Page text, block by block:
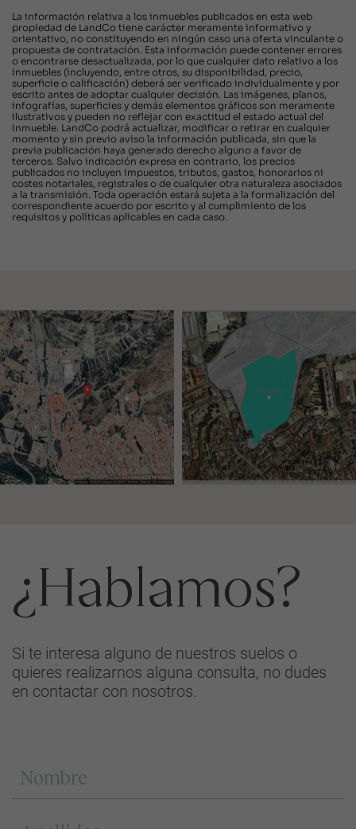
La información relativa a los inmuebles publicados en esta web
propiedad de LandCo tiene carácter meramente informativo y
orientativo, no constituyendo en ningún caso una oferta vinculante o
propuesta de contratación. Esta información puede contener errores
o encontrarse desactualizada, por lo que cualquier dato relativo a los
inmuebles (incluyendo, entre otros, su disponibilidad, precio,
superficie o calificación) deberá ser verificado individualmente y por
escrito antes de adoptar cualquier decisión. Las imágenes, planos,
infografías, superficies y demás elementos gráficos son meramente
ilustrativos y pueden no reflejar con exactitud el estado actual del
inmueble. LandCo podrá actualizar, modificar o retirar en cualquier
momento y sin previo aviso la información publicada, sin que la
previa publicación haya generado derecho alguno a favor de
terceros. Salvo indicación expresa en contrario, los precios
publicados no incluyen impuestos, tributos, gastos, honorarios ni
costes notariales, registrales o de cualquier otra naturaleza asociados
a la transmisión. Toda operación estará sujeta a la formalización del
correspondiente acuerdo por escrito y al cumplimiento de los
requisitos y políticas aplicables en cada caso.
¿Hablamos?
Si te interesa alguno de nuestros suelos o
quieres realizarnos alguna consulta, no dudes
en contactar con nosotros.